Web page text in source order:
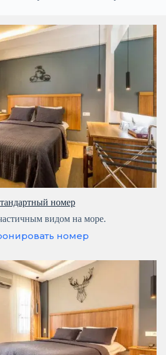
номер
видом на море.
номер